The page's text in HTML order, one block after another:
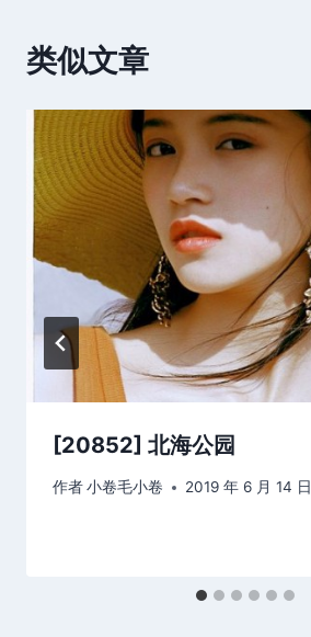
类似文章
[20852] 北海公园
作者小卷毛小卷 2019 年 6 月 14 日